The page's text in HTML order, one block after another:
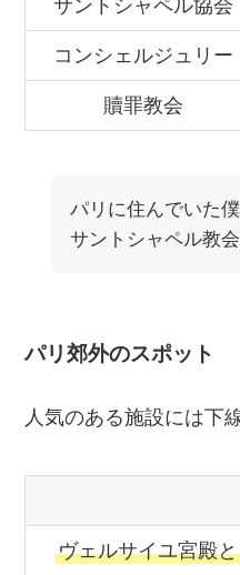
サントシャペル協会
コンシェルジュリー
贖罪教会
パリに住んでいた
サントシャペル教会
パリ郊外のスポット
人気のある施設には下
ヴェルサイユ宮殿